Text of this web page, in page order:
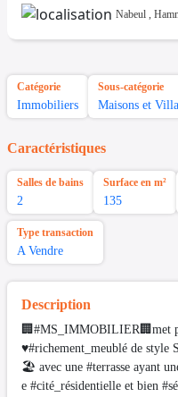
Nabeul ,
Catégorie
Immobiliers
Sous-catégorie
Maisons et
Caractéristiques
Salles de bains
2
Surface en m²
135
Type transaction
A Vendre
Description
🏢#MS_IMMOBILIER🏢met
♥️#richement_meublé de style
🏖 avec une #terrasse ayant
e #cité_résidentielle et bien